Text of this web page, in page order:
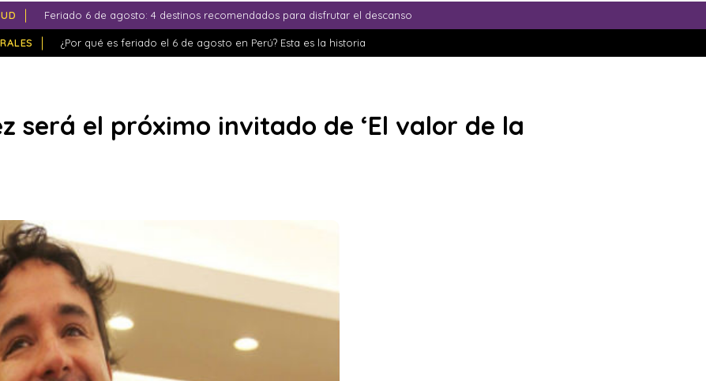
Feriado 6 de agosto: 4 destinos recomendados para disfrutar el descanso
¿Por qué es feriado el 6 de agosto en Perú? Esta es la historia
será el próximo invitado de ‘El valor de la